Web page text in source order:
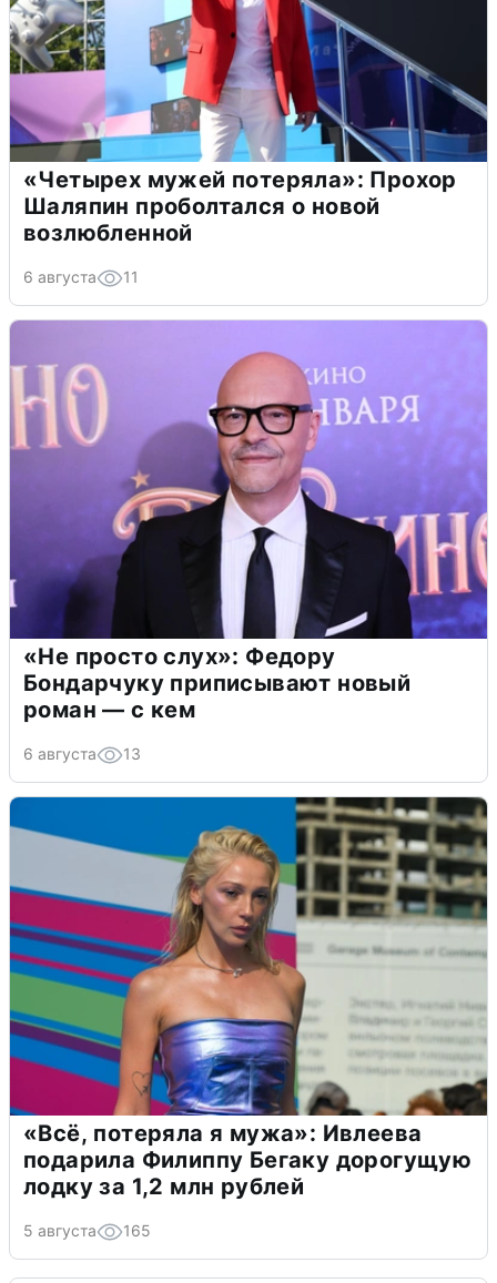
«Четырех мужей потеряла»: Прохор
Шаляпин проболтался о новой
возлюбленной
6 августа 11
«Не просто слух»: Федору
Бондарчуку приписывают новый
роман — с кем
6 августа 13
«Всё, потеряла я мужа»: Ивлеева
подарила Филиппу Бегаку дорогущую
лодку за 1,2 млн рублей
5 августа 165